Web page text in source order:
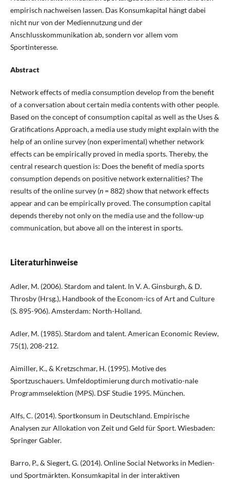
empirisch nachweisen lassen. Das Konsumkapital hängt dabei
nicht nur von der Mediennutzung und der
Anschlusskommunikation ab, sondern vor allem vom
Sportinteresse.
Abstract
Network effects of media consumption develop from the benefit
of a conversation about certain media contents with other people.
Based on the concept of consumption capital as well as the Uses &
Gratifications Approach, a media use study might explain with the
help of an online survey (non experimental) whether network
effects can be empirically proved in media sports. Thereby, the
central research question is: Does the benefit of media sports
consumption depends on positive network externalities? The
results of the online survey (n= 882) show that network effects
appear and can be empirically proved. The consumption capital
depends thereby not only on the media use and the follow-up
communication, but above all on the interest in sports.
Literaturhinweise
Adler, M. (2006). Stardom and talent. In V. A. Ginsburgh, & D.
Throsby (Hrsg.), Handbook of the Econom-ics of Art and Culture
(S. 895-906). Amsterdam: North-Holland.
Adler, M. (1985). Stardom and talent. American Economic Review,
75(1), 208-212.
Aimiller, K., & Kretzschmar, H. (1995). Motive des
Sportzuschauers. Umfeldoptimierung durch motivatio-nale
Programmselektion (MPS). DSF Studie 1995. München.
Alfs, C. (2014). Sportkonsum in Deutschland. Empirische
Analysen zur Allokation von Zeit und Geld für Sport. Wiesbaden:
Springer Gabler.
Barro, P., & Siegert, G. (2014). Online Social Networks in Medien-
und Sportmärkten. Konsumkapital in der interaktiven